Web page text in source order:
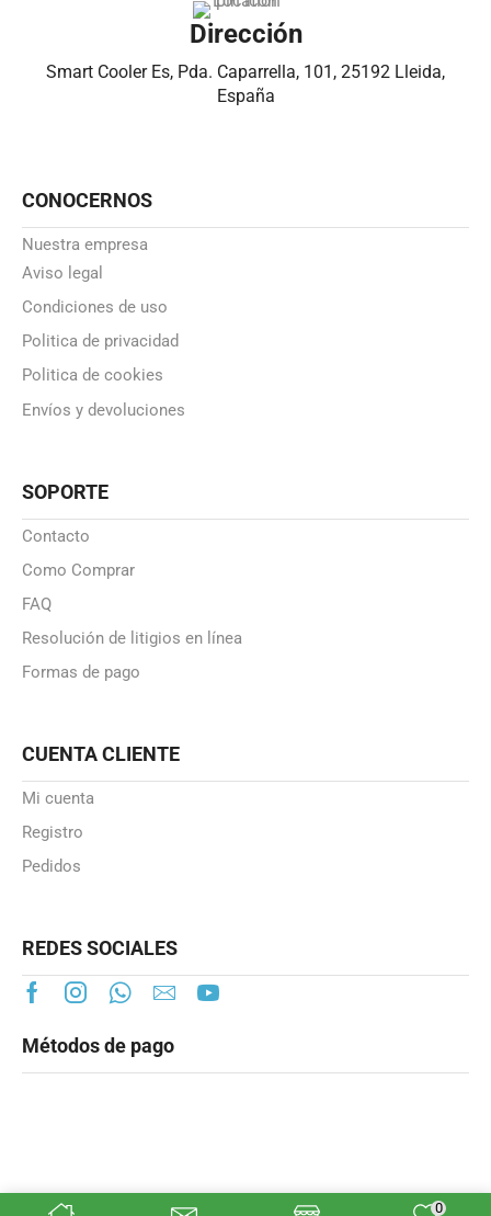
0
Dirección
Smart Cooler Es, Pda. Caparrella, 101, 25192 Lleida,
España
CONOCERNOS
Nuestra empresa
Aviso legal
Condiciones de uso
Politica de privacidad
Politica de cookies
Envíos y devoluciones
SOPORTE
Contacto
Como Comprar
FAQ
Resolución de litigios en línea
Formas de pago
CUENTA CLIENTE
Mi cuenta
Registro
Pedidos
REDES SOCIALES
Métodos de pago